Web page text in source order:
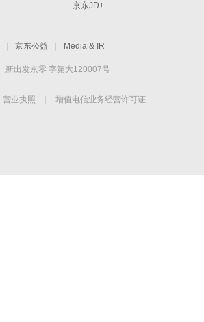
京东JD+
京东公益 Media & IR
新出发京零 字第大120007号
营业执照
增值电信业务经营许可证